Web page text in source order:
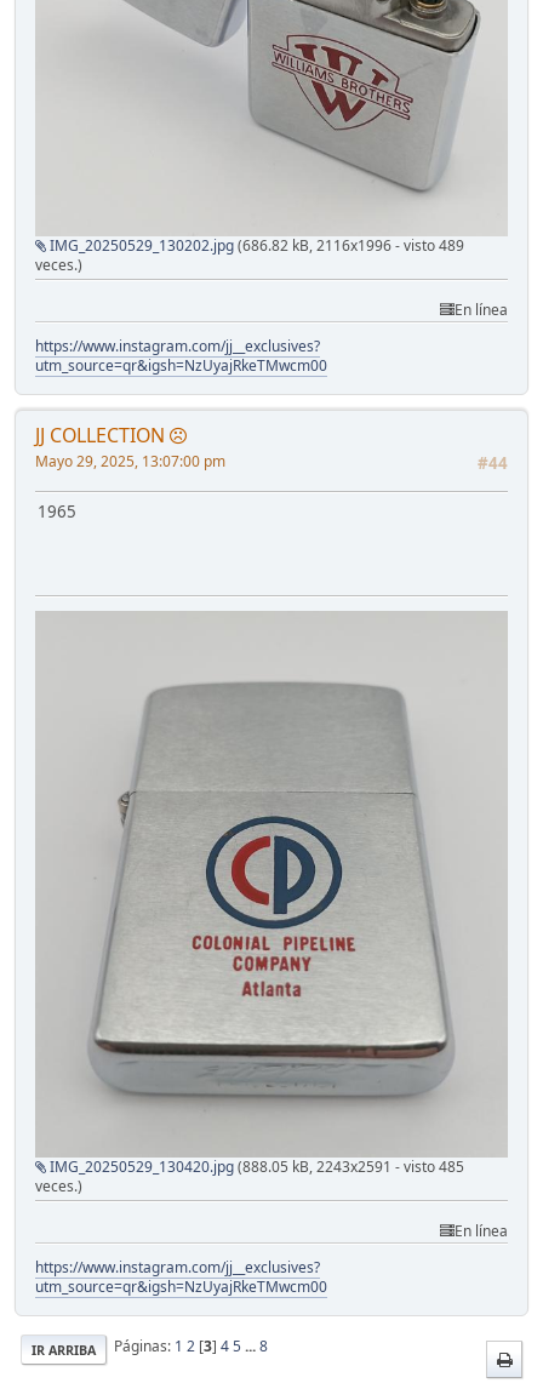
IMG_20250529_130202.jpg(686.82 kB, 2116x1996 - visto 489
veces.)
En línea
https://www.instagram.com/jj__exclusives?
utm_source=qr&igsh=NzUyajRkeTMwcm00
JJ COLLECTION
#44
Mayo 29, 2025, 13:07:00 pm
1965
IMG_20250529_130420.jpg(888.05 kB, 2243x2591 - visto 485
veces.)
En línea
https://www.instagram.com/jj__exclusives?
utm_source=qr&igsh=NzUyajRkeTMwcm00
IR ARRIBA Páginas: 1 2 [3] 45 ...8